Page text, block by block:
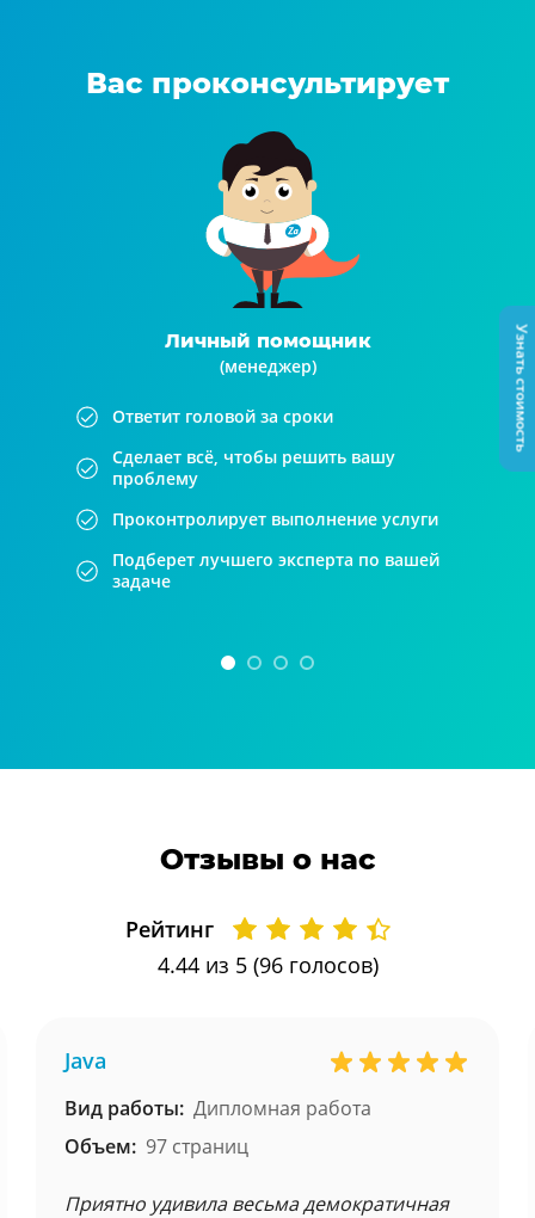
Вас проконсультирует
Личный помощник
(менеджер)
Ответит головой за сроки
Сделает всё, чтобы решить вашу
проблему
Проконтролирует выполнение услуги
Подберет лучшего эксперта по вашей
задаче
Отзывы о нас
Рейтинг
4.44из 5 (96 голосов)
Java
Вид работы: Дипломная работа
Объем: 97 страниц
Приятно удивила весьма демократичная
Узнать стоимость